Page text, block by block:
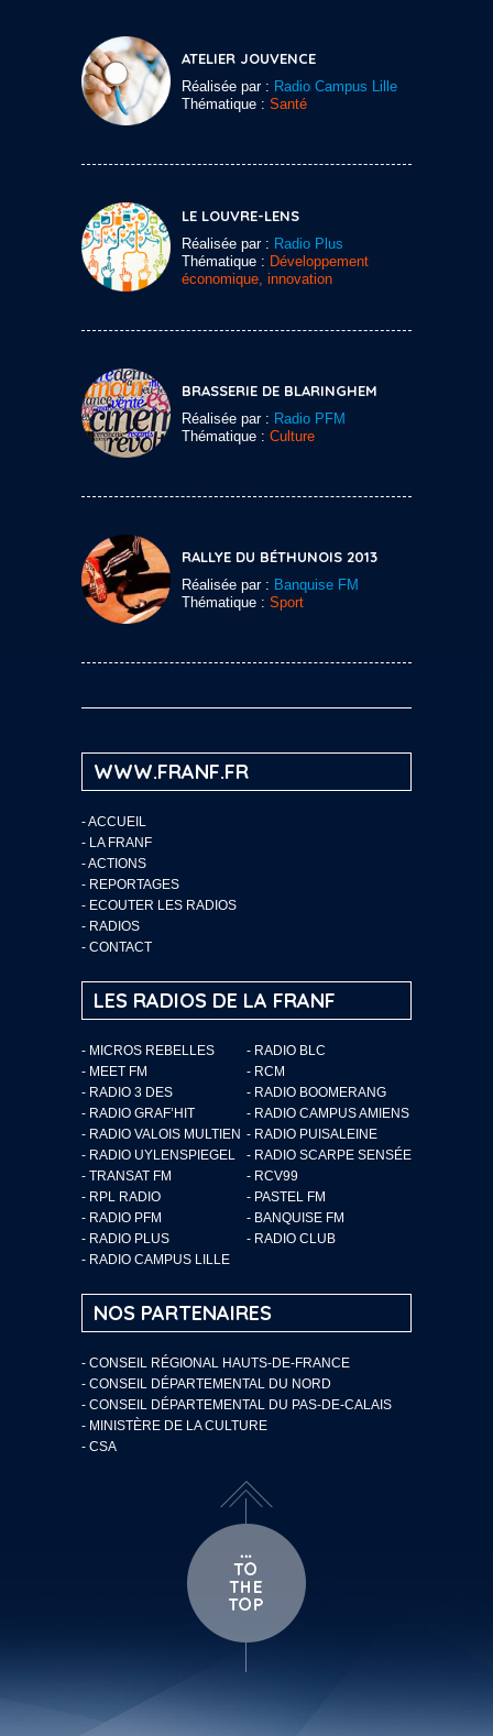
ATELIER JOUVENCE
Réalisée par : Radio Campus Lille
Thématique : Santé
LE LOUVRE-LENS
Réalisée par : Radio Plus
Thématique : Développement
économique, innovation
BRASSERIE DE BLARINGHEM
Réalisée par : Radio PFM
Thématique : Culture
RALLYE DU BÉTHUNOIS 2013
Réalisée par : Banquise FM
Thématique : Sport
WWW.FRANF.FR
-ACCUEIL
- LA FRANF
-ACTIONS
- REPORTAGES
- ECOUTER LES RADIOS
- RADIOS
- CONTACT
LES RADIOS DE LA FRANF
- MICROS REBELLES
- RADIO BLC
- MEET FM
- RCM
- RADIO 3 DES
- RADIO BOOMERANG
- RADIO GRAF’HIT
- RADIO CAMPUS AMIENS
- RADIO VALOIS MULTIEN - RADIO PUISALEINE
- RADIO UYLENSPIEGEL
- RADIO SCARPE SENSÉE
- TRANSAT FM
- RCV99
- RPL RADIO
- PASTEL FM
- RADIO PFM
- BANQUISE FM
- RADIO PLUS
- RADIO CLUB
- RADIO CAMPUS LILLE
NOS PARTENAIRES
- CONSEIL RÉGIONAL HAUTS-DE-FRANCE
- CONSEIL DÉPARTEMENTAL DU NORD
- CONSEIL DÉPARTEMENTAL DU PAS-DE-CALAIS
- MINISTÈRE DE LA CULTURE
- CSA